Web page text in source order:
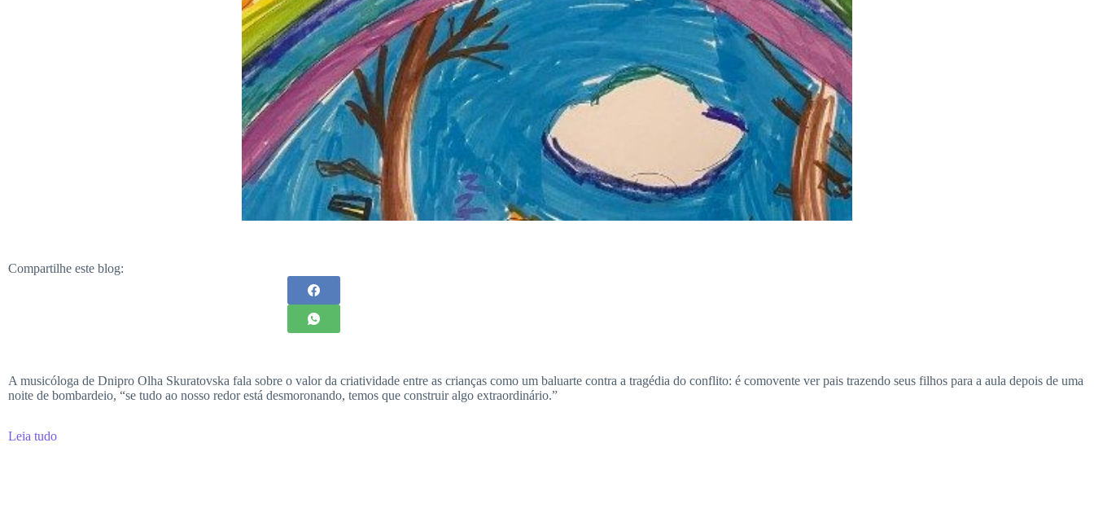
Compartilhe este blog:
A musicóloga de Dnipro Olha Skuratovska fala sobre o valor da criatividade entre as crianças como um baluarte contra a tragédia do conflito: é comovente ver pais trazendo seus filhos para a aula depois de uma
noite de bombardeio, “se tudo ao nosso redor está desmoronando, temos que construir algo extraordinário.”
Leia tudo